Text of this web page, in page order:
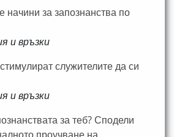
начини за запознанства по
и връзки
служителите да си
и връзки
за теб? Сподели